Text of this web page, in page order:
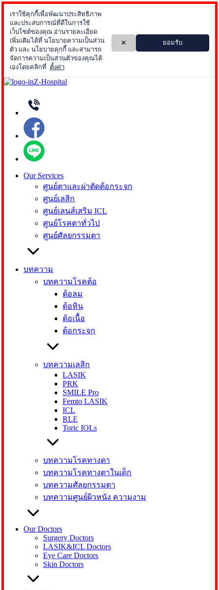
Skip
Our Services
ศูนย์ตาและผ่าตัดต้อกระจก
ศูนย์เลสิก
ศูนย์เลนส์เสริม ICL
ศูนย์โรคตาทั่วไป
ศูนย์ศัลยกรรมตา
บทความ
บทความโรคต้อ
ต้อลม
ต้อหิน
ต้อเนื้อ
ต้อกระจก
บทความเลสิก
LASIK
PRK
SMILE Pro
Femto LASIK
ICL
RLE
Toric IOLs
บทความโรคทางตา
บทความโรคทางตาในเด็ก
บทความศัลยกรรมตา
บทความศูนย์ผิวหนัง ความงาม
Our Doctors
Surgery Doctors
LASIK&ICL Doctors
Eye Care Doctors
Skin Doctors